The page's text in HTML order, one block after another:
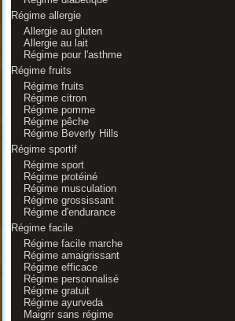
Régime allergie
Allergie au gluten
Allergie au lait
Régime pour l'asthme
Régime fruits
Régime fruits
Régime citron
Régime pomme
Régime pêche
Régime Beverly Hills
Régime sportif
Régime sport
Régime protéiné
Régime musculation
Régime grossissant
Régime d'endurance
Régime facile
Régime facile marche
Régime amaigrissant
Régime efficace
Régime personnalisé
Régime gratuit
Régime ayurveda
Maigrir sans régime